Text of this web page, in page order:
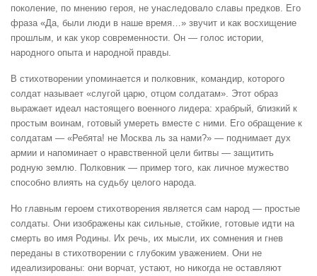
поколение, по мнению героя, не унаследовало славы предков. Его
фраза «Да, были люди в наше время…» звучит и как восхищение
прошлым, и как укор современности. Он — голос истории,
народного опыта и народной правды.
В стихотворении упоминается и полковник, командир, которого
солдат называет «слугой царю, отцом солдатам». Этот образ
выражает идеал настоящего военного лидера: храбрый, близкий к
простым воинам, готовый умереть вместе с ними. Его обращение к
солдатам — «Ребята! не Москва ль за нами?» — поднимает дух
армии и напоминает о нравственной цели битвы — защитить
родную землю. Полковник — пример того, как личное мужество
способно влиять на судьбу целого народа.
Но главным героем стихотворения является сам народ — простые
солдаты. Они изображены как сильные, стойкие, готовые идти на
смерть во имя Родины. Их речь, их мысли, их сомнения и гнев
переданы в стихотворении с глубоким уважением. Они не
идеализированы: они ворчат, устают, но никогда не оставляют